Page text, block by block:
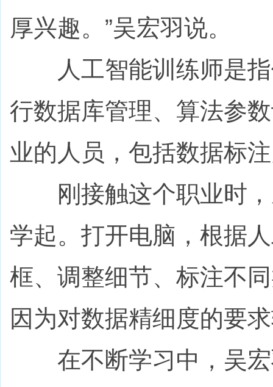
厚兴趣。”吴宏羽说。
人工智能训练师是指
行数据库管理、算法参
业的人员，包括数据标
刚接触这个职业时，
学起。打开电脑，根据
框、调整细节、标注不
因为对数据精细度的要
在不断学习中，吴宏